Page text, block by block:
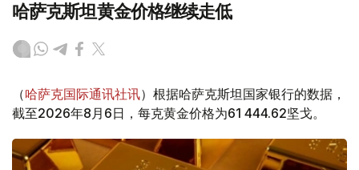
哈萨克斯坦黄金价格继续走低
（哈萨克国际通讯社讯）根据哈萨克斯坦国家银行的数据，
截至2026年8月6日，每克黄金价格为61 444.62坚戈。